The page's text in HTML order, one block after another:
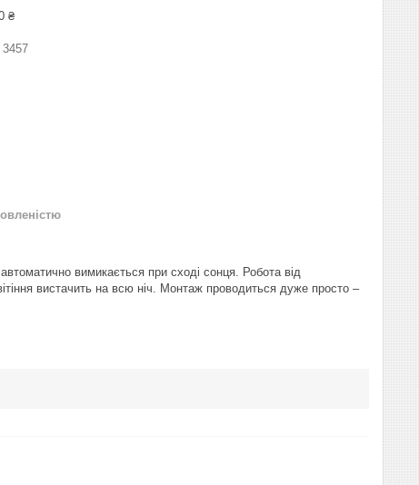
₴
3457
вимикається при сході сонця. Робота від
вистачить на всю ніч. Монтаж проводиться дуже просто –